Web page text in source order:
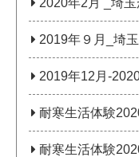
2019年９月_埼
2019年12月-
耐寒生活体験
耐寒生活体験